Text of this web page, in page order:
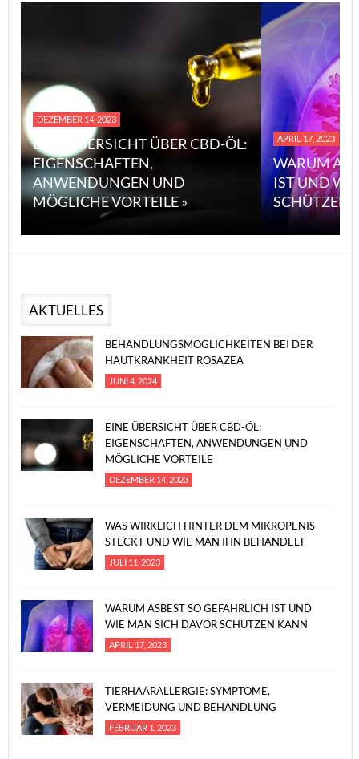
DEZEMBER 14, 2023
EINE ÜBERSICHT ÜBER CBD-ÖL:
EIGENSCHAFTEN,
ANWENDUNGEN UND
MÖGLICHE VORTEILE »
APRIL 17, 2023
WARUM
IST UND
SCHÜTZEN
AKTUELLES
BEHANDLUNGSMÖGLICHKEITEN BEI DER
HAUTKRANKHEIT ROSAZEA
JUNI 4, 2024
EINE ÜBERSICHT ÜBER CBD-ÖL:
EIGENSCHAFTEN, ANWENDUNGEN UND
MÖGLICHE VORTEILE
DEZEMBER 14, 2023
WAS WIRKLICH HINTER DEM MIKROPENIS
STECKT UND WIE MAN IHN BEHANDELT
JULI 11, 2023
WARUM ASBEST SO GEFÄHRLICH IST UND
WIE MAN SICH DAVOR SCHÜTZEN KANN
APRIL 17, 2023
TIERHAARALLERGIE: SYMPTOME,
VERMEIDUNG UND BEHANDLUNG
FEBRUAR 1, 2023